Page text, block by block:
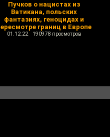
Пучков о нацистах из
Ватикана, польских
фантазиях, геноцидах и
границ в Европе
01.12.22 190978 просмотров